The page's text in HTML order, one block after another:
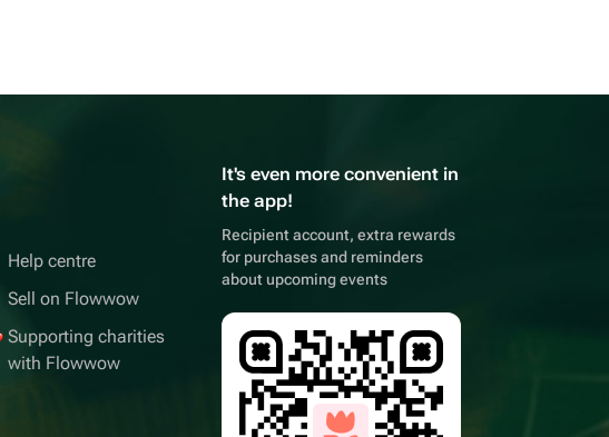
Help centre
Sell on Flowwow
Supporting charities
with Flowwow
It's even more convenient in
the app!
Recipient account, extra rewards
for purchases and reminders
about upcoming events